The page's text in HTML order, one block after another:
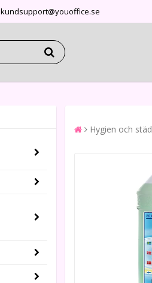
kundsupport@youoffice.se
Hygien och städ